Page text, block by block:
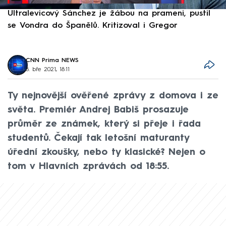
Ultralevicový Sánchez je žábou na prameni, pustil
se Vondra do Španělů. Kritizoval i Gregor
CNN Prima NEWS
8. bře 2021, 18:11
Ty nejnovější ověřené zprávy z domova i ze
světa. Premiér Andrej Babiš prosazuje
průměr ze známek, který si přeje i řada
studentů. Čekají tak letošní maturanty
úřední zkoušky, nebo ty klasické? Nejen o
tom v Hlavních zprávách od 18:55.